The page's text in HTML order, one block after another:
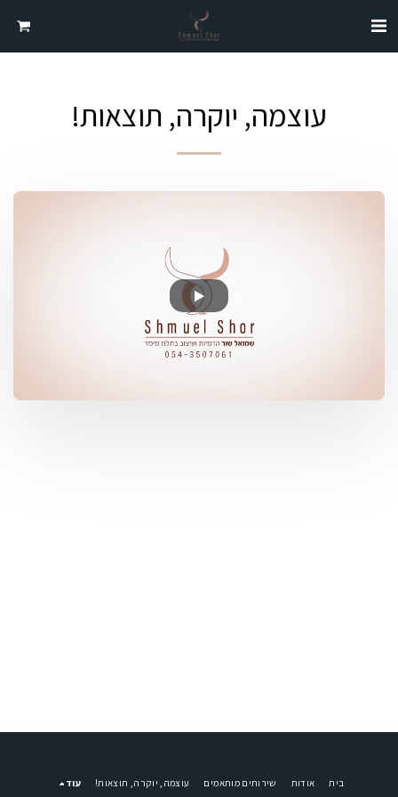
עוצמה, יוקרה, תוצאות!
בית אודות שירותים מותאמים עוצמה, יוקרה, תוצאות! עוד